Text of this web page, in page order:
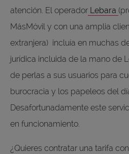
atención. El operador Lebara
MásMóvil y con una amplia
extranjera) incluía en muchas
jurídica incluida de la mano de
de perlas a sus usuarios para
burocracia y los papeleos del
Desafortunadamente este
en funcionamiento.
¿Quieres contratar una tarifa